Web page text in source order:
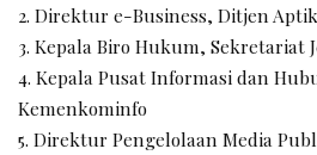
2. Direktur e-Business, Ditjen
3. Kepala Biro Hukum, Sekretariat
4. Kepala Pusat Informasi dan
Kemenkominfo
5. Direktur Pengelolaan Media